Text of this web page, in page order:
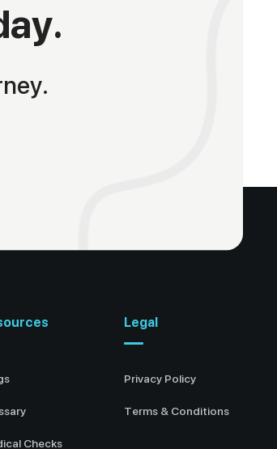
Checks
Legal
Privacy Policy
Terms & Conditions